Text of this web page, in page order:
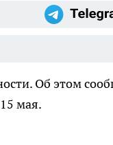
Об этом
мая.